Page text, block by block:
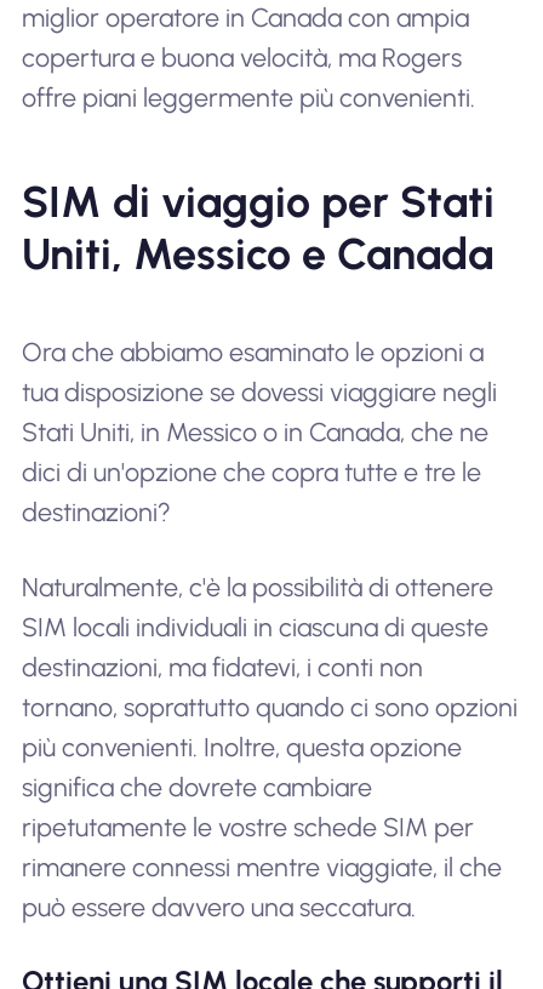
miglior operatore in Canada con ampia
copertura e buona velocità, ma Rogers
offre piani leggermente più convenienti.
SIM di viaggio per Stati
Uniti, Messico e Canada
Ora che abbiamo esaminato le opzioni a
tua disposizione se dovessi viaggiare negli
Stati Uniti, in Messico o in Canada, che ne
dici di un'opzione che copra tutte e tre le
destinazioni?
Naturalmente, c'è la possibilità di ottenere
SIM locali individuali in ciascuna di queste
destinazioni, ma fidatevi, i conti non
tornano, soprattutto quando ci sono opzioni
più convenienti. Inoltre, questa opzione
significa che dovrete cambiare
ripetutamente le vostre schede SIM per
rimanere connessi mentre viaggiate, il che
può essere davvero una seccatura.
Ottieni una SIM locale che supporti il